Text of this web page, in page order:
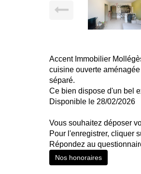
Accent Immobilier
cuisine ouverte
séparé.
Ce bien dispose d'un bel
Disponible le 28/02/2026
Vous souhaitez déposer
Pour l'enregistrer, cliquer
Répondez au
Nos honoraires